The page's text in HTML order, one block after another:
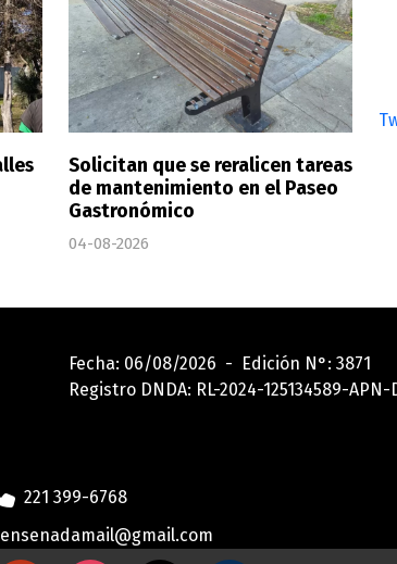
Solicitan que se reralicen tareas
de mantenimiento en el Paseo
Gastronómico
04-08-2026
Fecha: 06/08/2026 - Edición N°: 3871
Registro DNDA: RL-2024-125134589-APN-
221 399-6768